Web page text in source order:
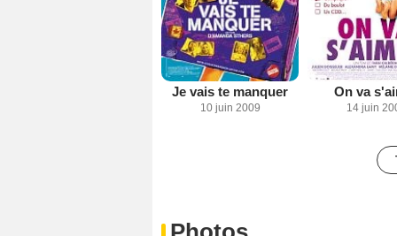
Je vais te manquer
10 juin 2009
On va
14 juin